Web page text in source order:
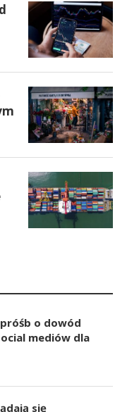
o dowód
mediów dla
się